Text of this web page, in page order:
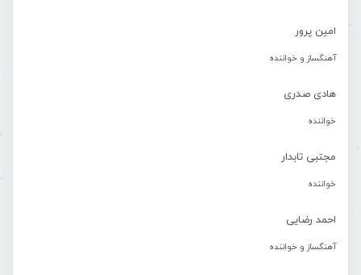
امین پرور
آهنگساز و خواننده
هادی صدری
خواننده
مجتبی تابدار
خواننده
احمد رضایی
آهنگساز و خواننده